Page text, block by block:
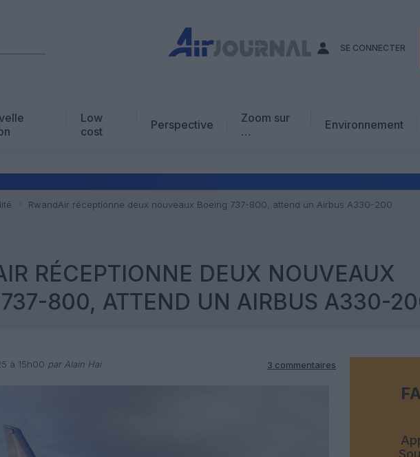
SE CONNECTER
Low
cost
Perspective
Zoom sur
…
Avis d’expert
Environnement
RwandAir réceptionne deux nouveaux Boeing 737-800, attend un Airbus A330-200
RÉCEPTIONNE DEUX NOUVEAUX
800, ATTEND UN AIRBUS A330-
à 15h00 par Alain Hai 3 commentaires